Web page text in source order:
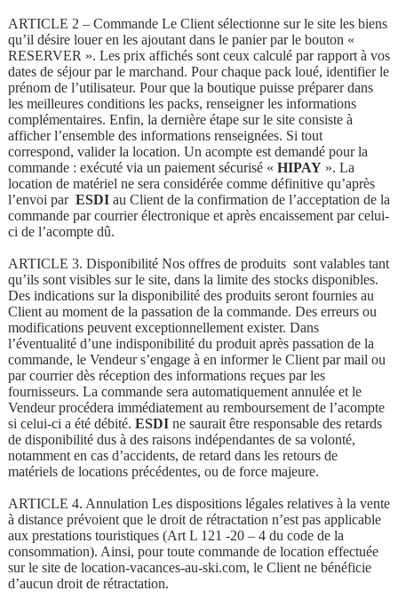
ARTICLE 2 – Commande Le Client sélectionne sur le site les biens
qu’il désire louer en les ajoutant dans le panier par le bouton «
RESERVER ». Les prix affichés sont ceux calculé par rapport à vos
dates de séjour par le marchand. Pour chaque pack loué, identifier le
prénom de l’utilisateur. Pour que la boutique puisse préparer dans
les meilleures conditions les packs, renseigner les informations
complémentaires. Enfin, la dernière étape sur le site consiste à
afficher l’ensemble des informations renseignées. Si tout
correspond, valider la location. Un acompte est demandé pour la
commande : exécuté via un paiement sécurisé « HIPAY». La
location de matériel ne sera considérée comme définitive qu’après
l’envoi par ESDIau Client de la confirmation de l’acceptation de la
commande par courrier électronique et après encaissement par celui-
ci de l’acompte dû.
ARTICLE 3. Disponibilité Nos offres de produits sont valables tant
qu’ils sont visibles sur le site, dans la limite des stocks disponibles.
Des indications sur la disponibilité des produits seront fournies au
Client au moment de la passation de la commande. Des erreurs ou
modifications peuvent exceptionnellement exister. Dans
l’éventualité d’une indisponibilité du produit après passation de la
commande, le Vendeur s’engage à en informer le Client par mail ou
par courrier dès réception des informations reçues par les
fournisseurs. La commande sera automatiquement annulée et le
Vendeur procédera immédiatement au remboursement de l’acompte
si celui-ci a été débité. ESDIne saurait être responsable des retards
de disponibilité dus à des raisons indépendantes de sa volonté,
notamment en cas d’accidents, de retard dans les retours de
matériels de locations précédentes, ou de force majeure.
ARTICLE 4. Annulation Les dispositions légales relatives à la vente
à distance prévoient que le droit de rétractation n’est pas applicable
aux prestations touristiques (Art L 121 -20 – 4 du code de la
consommation). Ainsi, pour toute commande de location effectuée
sur le site de location-vacances-au-ski.com, le Client ne bénéficie
d’aucun droit de rétractation.